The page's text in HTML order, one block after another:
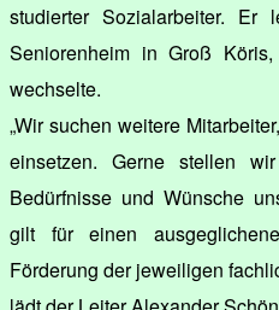
studierter Sozialarbeiter.
Seniorenheim in Groß
wechselte.
„Wir suchen weitere
einsetzen. Gerne stellen
Bedürfnisse und Wünsche
gilt für einen
Förderung der jeweiligen